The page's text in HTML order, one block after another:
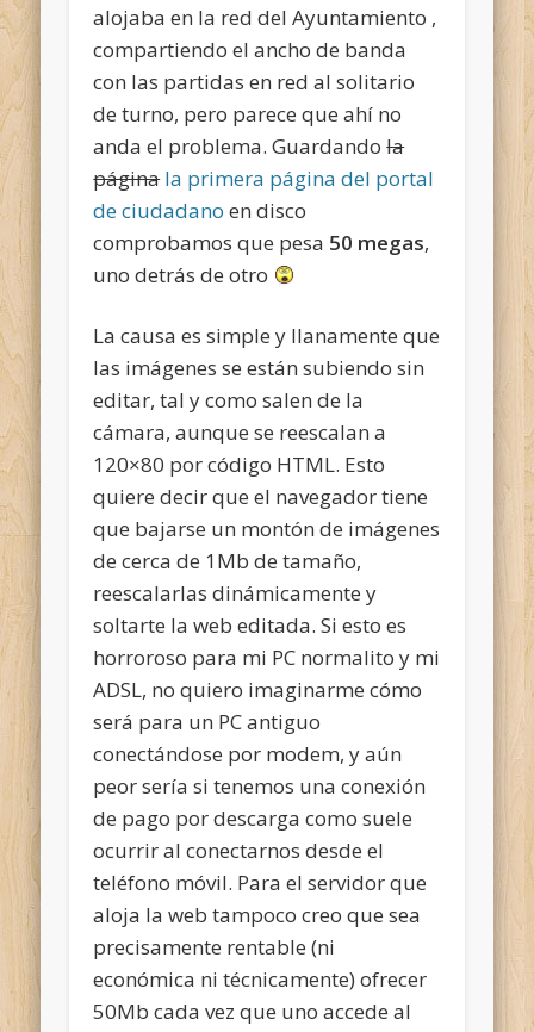
alojaba en la red del Ayuntamiento ,
compartiendo el ancho de banda
con las partidas en red al solitario
de turno, pero parece que ahí no
anda el problema. Guardandola
página la primera página del portal
de ciudadano en disco
comprobamos que pesa 50 megas,
uno detrás de otro
La causa es simple y llanamente que
las imágenes se están subiendo sin
editar, tal y como salen de la
cámara, aunque se reescalan a
120×80 por código HTML. Esto
quiere decir que el navegador tiene
que bajarse un montón de imágenes
de cerca de 1Mb de tamaño,
reescalarlas dinámicamente y
soltarte la web editada. Si esto es
horroroso para mi PC normalito y mi
ADSL, no quiero imaginarme cómo
será para un PC antiguo
conectándose por modem, y aún
peor sería si tenemos una conexión
de pago por descarga como suele
ocurrir al conectarnos desde el
teléfono móvil. Para el servidor que
aloja la web tampoco creo que sea
precisamente rentable (ni
económica ni técnicamente) ofrecer
50Mb cada vez que uno accede al